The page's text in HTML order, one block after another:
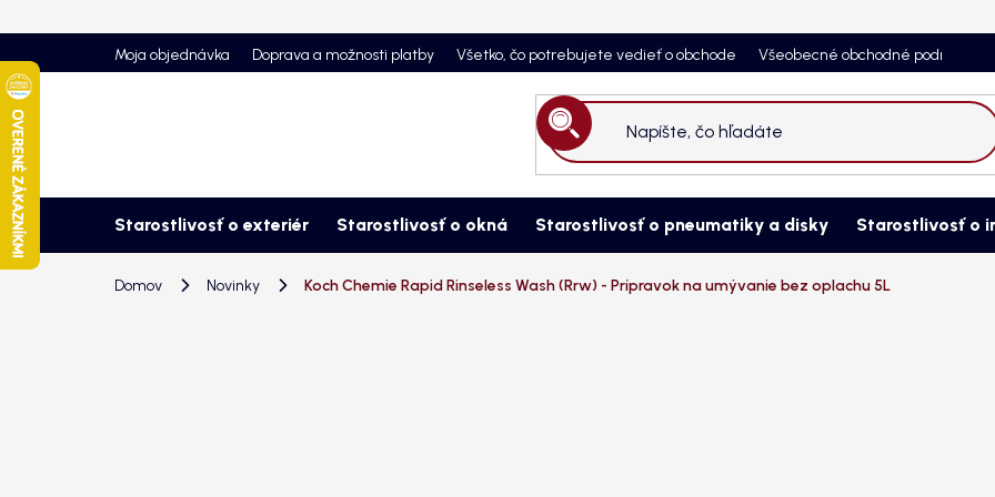
na
obsah
Moja objednávka Doprava a možnosti platby Všetko, čo potrebujete vedieť o obchode Všeobecné obchodné podmienky
Hľadať
Starostlivosť o exteriér Starostlivosť o okná Starostlivosť o pneumatiky a disky Starostlivosť o
Domov Novinky Koch Chemie Rapid Rinseless Wash (Rrw) - Prípravok na umývanie bez oplachu 5L